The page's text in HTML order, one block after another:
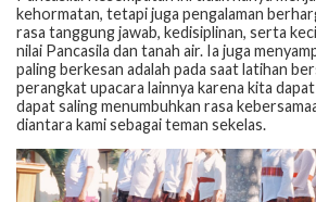
kehormatan, tetapi juga pengalaman
rasa tanggung jawab, kedisiplinan, serta
nilai Pancasila dan tanah air. Ia juga
paling berkesan adalah pada saat latihan
perangkat upacara lainnya karena kita
dapat saling menumbuhkan rasa
diantara kami sebagai teman sekelas.